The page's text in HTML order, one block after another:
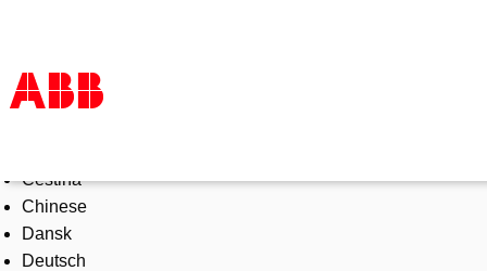
Products & Solutions
Industries
Services
About us
Čeština
Chinese
Dansk
Deutsch